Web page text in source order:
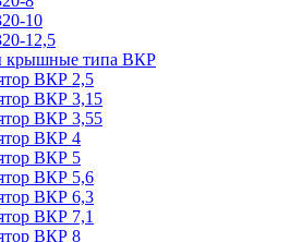
10
12,5
крышные типа ВКР
ВКР 2,5
ВКР 3,15
ВКР 3,55
ВКР 4
ВКР 5
ВКР 5,6
ВКР 6,3
ВКР 7,1
ВКР 8